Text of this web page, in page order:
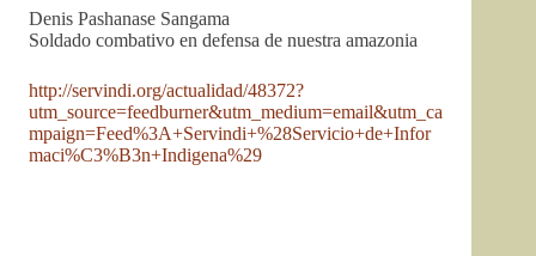
Denis Pashanase Sangama
Soldado combativo en defensa de nuestra amazonia
http://servindi.org/actualidad/48372?
utm_source=feedburner&utm_medium=email&utm_ca
mpaign=Feed%3A+Servindi+%28Servicio+de+Infor
maci%C3%B3n+Indigena%29